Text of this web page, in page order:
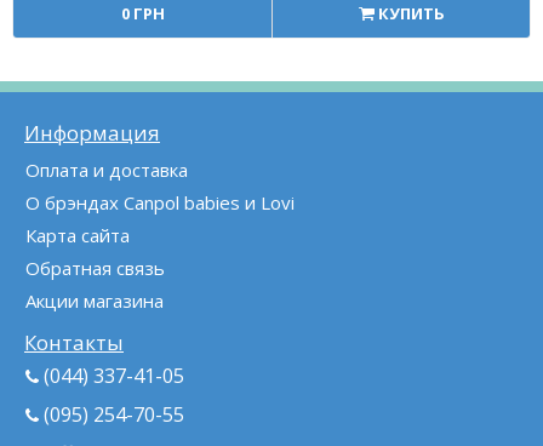
0 ГРН КУПИТЬ
Информация
Оплата и доставка
О брэндах Canpol babies и Lovi
Карта сайта
Обратная связь
Акции магазина
Контакты
(044) 337-41-05
(095) 254-70-55